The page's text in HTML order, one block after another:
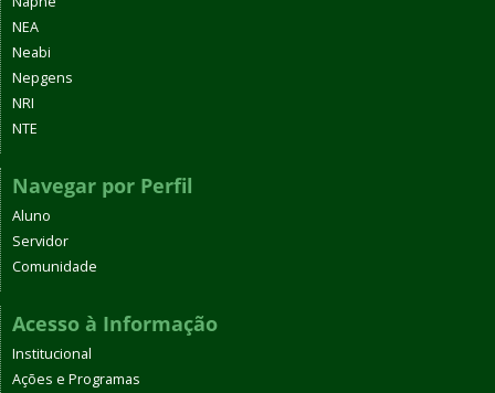
NEA
Neabi
Nepgens
NRI
NTE
Navegar por Perfil
Aluno
Servidor
Comunidade
Acesso à Informação
Institucional
Ações e Programas